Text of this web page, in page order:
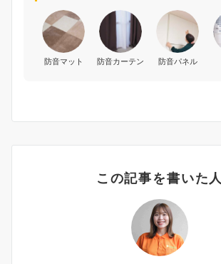
防音マット 防音カーテン 防音パネル
この記事を書いた人